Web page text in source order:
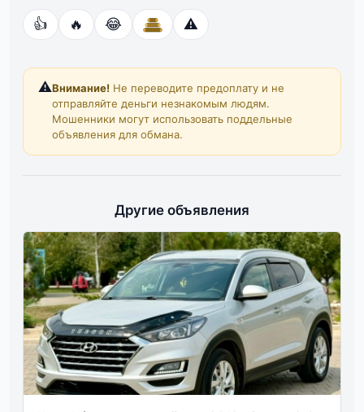
👍 🔥 😂 ⚠️
⚠️Внимание! Не переводите предоплату и не
отправляйте деньги незнакомым людям.
Мошенники могут использовать поддельные
объявления для обмана.
Другие объявления